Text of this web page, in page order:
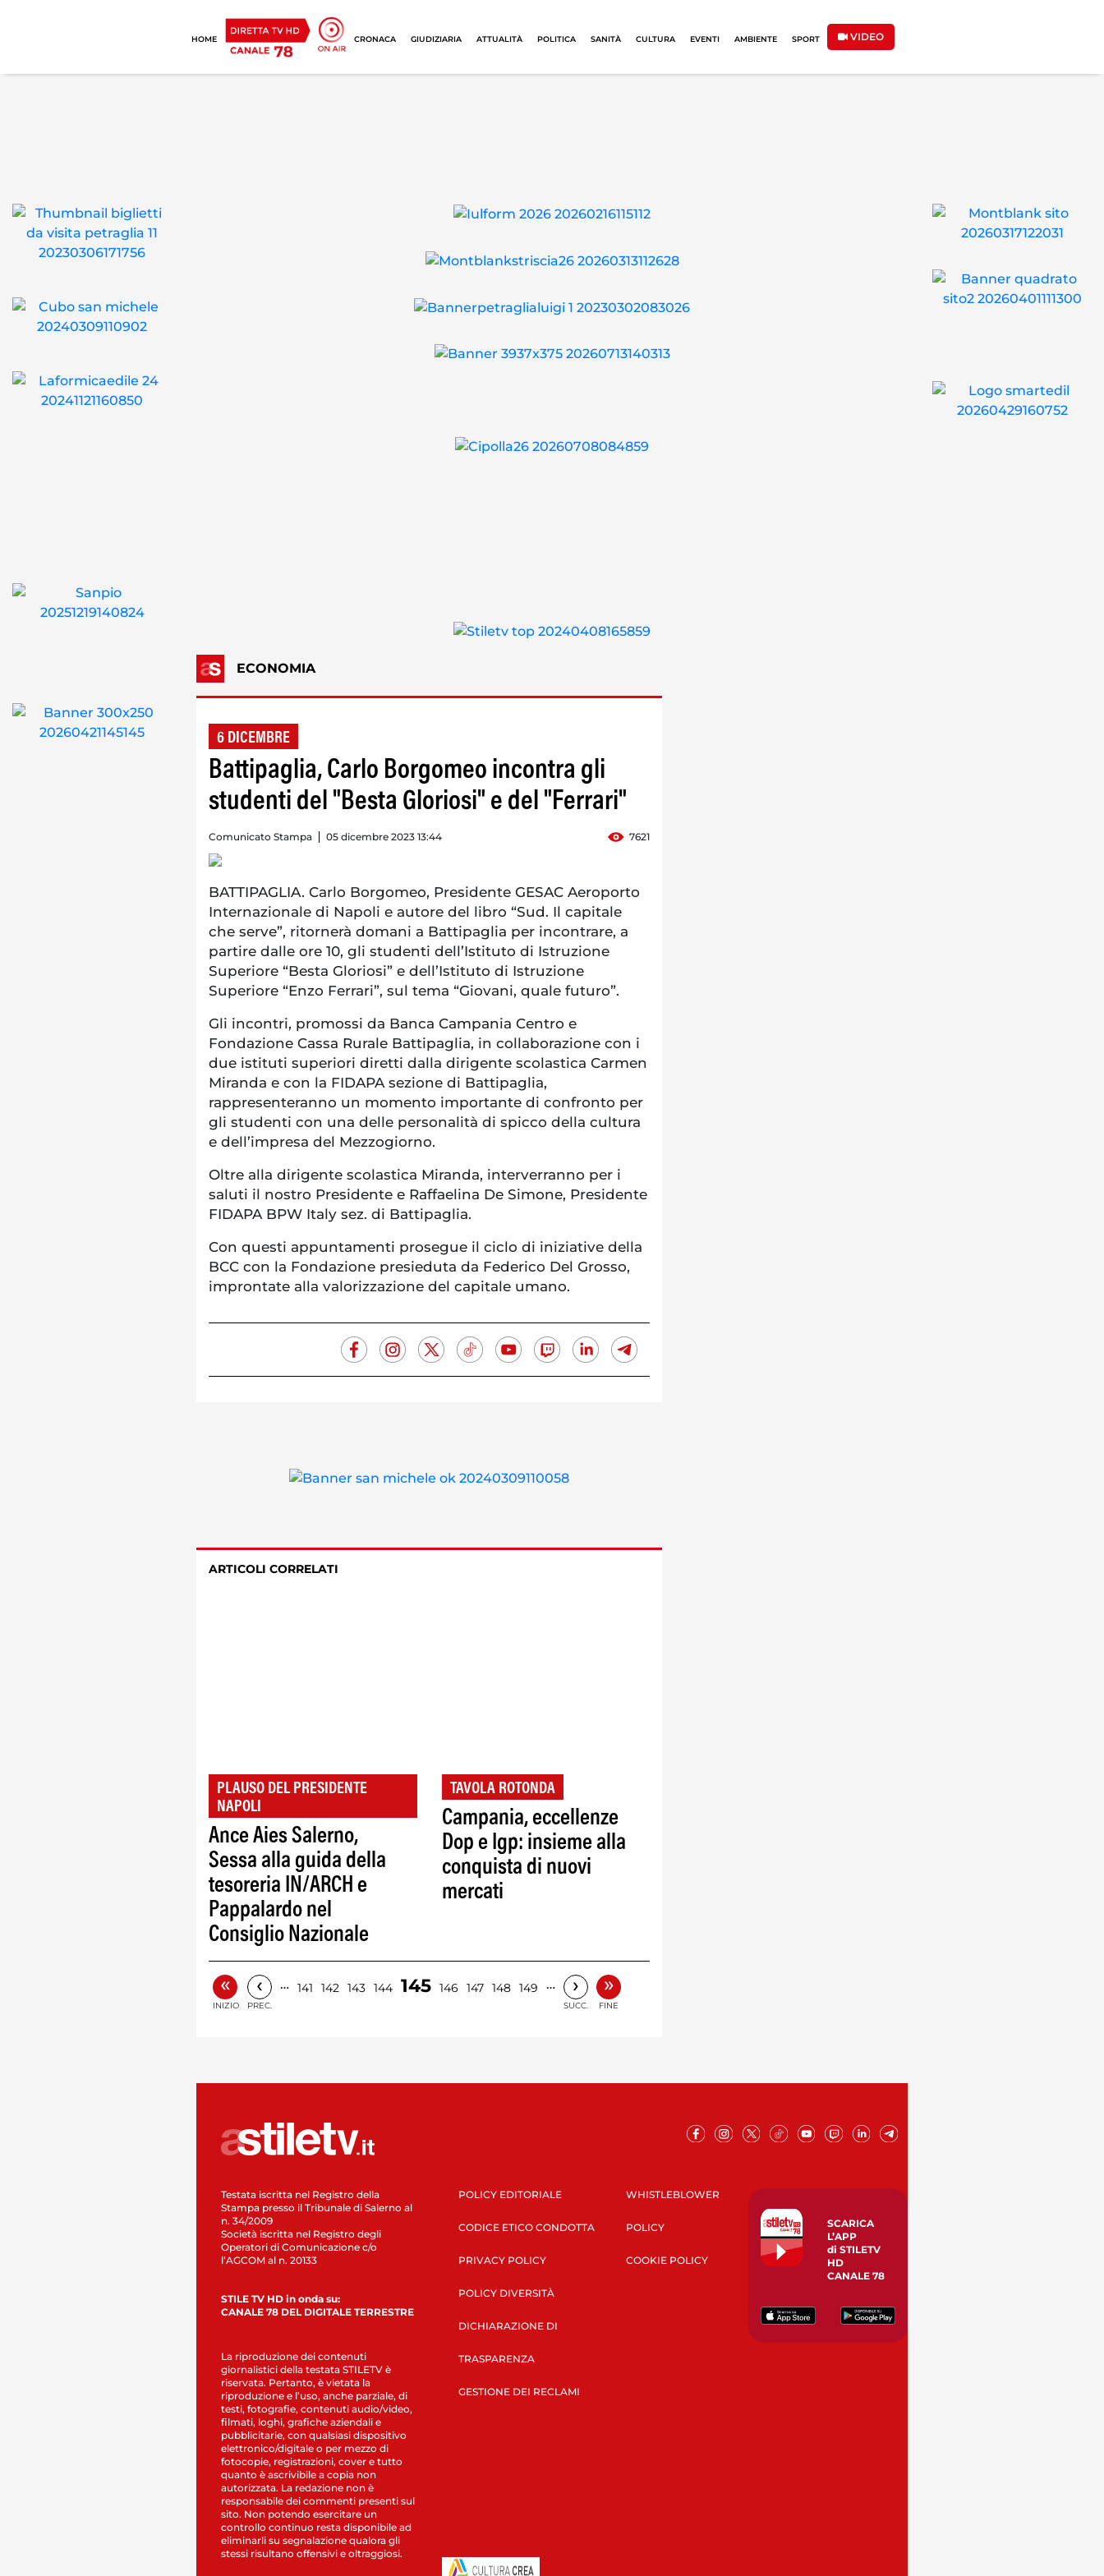
HOME CRONACA GIUDIZIARIA ATTUALITÀ POLITICA SANITÀ CULTURA EVENTI AMBIENTE SPORT VIDEO
ECONOMIA
6 DICEMBRE
Battipaglia, Carlo Borgomeo incontra gli
studenti del "Besta Gloriosi" e del "Ferrari"
Comunicato Stampa 05 dicembre 2023 13:44 7621
BATTIPAGLIA. Carlo Borgomeo, Presidente GESAC Aeroporto
Internazionale di Napoli e autore del libro “Sud. Il capitale
che serve”, ritornerà domani a Battipaglia per incontrare, a
partire dalle ore 10, gli studenti dell’Istituto di Istruzione
Superiore “Besta Gloriosi” e dell’Istituto di Istruzione
Superiore “Enzo Ferrari”, sul tema “Giovani, quale futuro”.
Gli incontri, promossi da Banca Campania Centro e
Fondazione Cassa Rurale Battipaglia, in collaborazione con i
due istituti superiori diretti dalla dirigente scolastica Carmen
Miranda e con la FIDAPA sezione di Battipaglia,
rappresenteranno un momento importante di confronto per
gli studenti con una delle personalità di spicco della cultura
e dell’impresa del Mezzogiorno.
Oltre alla dirigente scolastica Miranda, interverranno per i
saluti il nostro Presidente e Raffaelina De Simone, Presidente
FIDAPA BPW Italy sez. di Battipaglia.
Con questi appuntamenti prosegue il ciclo di iniziative della
BCC con la Fondazione presieduta da Federico Del Grosso,
improntate alla valorizzazione del capitale umano.
ARTICOLI CORRELATI
PLAUSO DEL PRESIDENTE
NAPOLI
Ance Aies Salerno,
Sessa alla guida della
tesoreria IN/ARCH e
Pappalardo nel
Consiglio Nazionale
TAVOLA ROTONDA
Campania, eccellenze
Dop e Igp: insieme alla
conquista di nuovi
mercati
«
INIZIO
‹
PREC.
… 141 142 143 144 145 146 147 148 149 … ›
SUCC.
»
FINE
Testata iscritta nel Registro della
Stampa presso il Tribunale di Salerno al
n. 34/2009
Società iscritta nel Registro degli
Operatori di Comunicazione c/o
l’AGCOM al n. 20133
STILE TV HD in onda su:
CANALE 78 DEL DIGITALE TERRESTRE
La riproduzione dei contenuti
giornalistici della testata STILETV è
riservata. Pertanto, è vietata la
riproduzione e l’uso, anche parziale, di
testi, fotografie, contenuti audio/video,
filmati, loghi, grafiche aziendali e
pubblicitarie, con qualsiasi dispositivo
elettronico/digitale o per mezzo di
fotocopie, registrazioni, cover e tutto
quanto è ascrivibile a copia non
autorizzata. La redazione non è
responsabile dei commenti presenti sul
sito. Non potendo esercitare un
controllo continuo resta disponibile ad
eliminarli su segnalazione qualora gli
stessi risultano offensivi e oltraggiosi.
POLICY EDITORIALE
CODICE ETICO CONDOTTA
PRIVACY POLICY
POLICY DIVERSITÀ
DICHIARAZIONE DI
TRASPARENZA
GESTIONE DEI RECLAMI
WHISTLEBLOWER
POLICY
COOKIE POLICY
SCARICA
L’APP
di STILETV
HD
CANALE 78